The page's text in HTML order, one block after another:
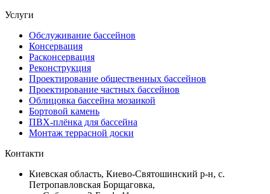
Услуги
Обслуживание бассейнов
Консервация
Расконсервация
Реконструкция
Проектирование общественных бассейнов
Проектирование частных бассейнов
Облицовка бассейна мозаикой
Бортовой камень
ПВХ-плёнка для бассейна
Монтаж террасной доски
Контакти
Киевская область, Киево-Святошинский р-н, c.
Петропавловская Борщаговка,